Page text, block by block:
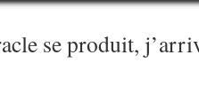
se produit,